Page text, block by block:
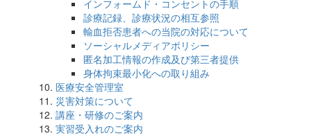
インフォームド・コンセントの手順
診療記録、診療状況の相互参照
輸血拒否患者への当院の対応について
ソーシャルメディアポリシー
匿名加工情報の作成及び第三者提供
身体拘束最小化への取り組み
医療安全管理室
災害対策について
講座・研修のご案内
実習受入れのご案内